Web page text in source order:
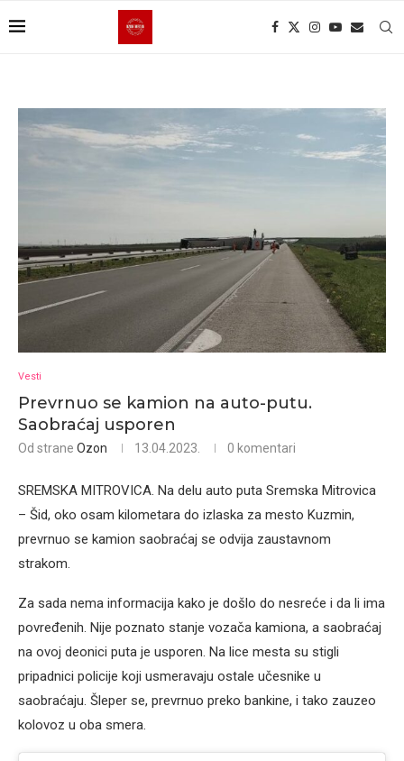
Vesti
Prevrnuo se kamion na auto-putu.
Saobraćaj usporen
Od strane Ozon 13.04.2023. 0 komentari
SREMSKA MITROVICA. Na delu auto puta Sremska Mitrovica
– Šid, oko osam kilometara do izlaska za mesto Kuzmin,
prevrnuo se kamion saobraćaj se odvija zaustavnom
strakom.
Za sada nema informacija kako je došlo do nesreće i da li ima
povređenih. Nije poznato stanje vozača kamiona, a saobraćaj
na ovoj deonici puta je usporen. Na lice mesta su stigli
pripadnici policije koji usmeravaju ostale učesnike u
saobraćaju. Šleper se, prevrnuo preko bankine, i tako zauzeo
kolovoz u oba smera.